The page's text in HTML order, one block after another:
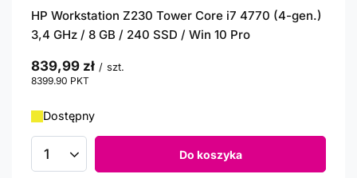
HP Workstation Z230 Tower Core i7 4770 (4-gen.)
3,4 GHz / 8 GB / 240 SSD / Win 10 Pro
839,99 zł / szt.
8399.90 PKT
Dostępny
Ilość produktów Do koszyka